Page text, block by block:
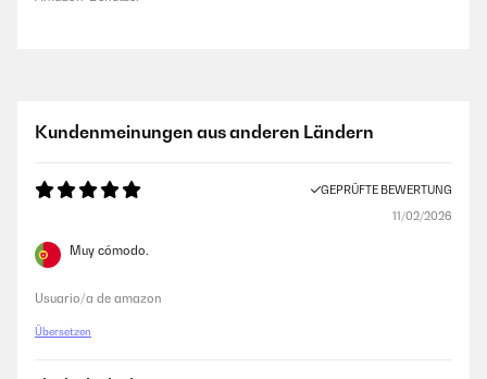
Kundenmeinungen aus anderen Ländern
GEPRÜFTE BEWERTUNG
11/02/2026
Muy cómodo.
Usuario/a de amazon
Übersetzen